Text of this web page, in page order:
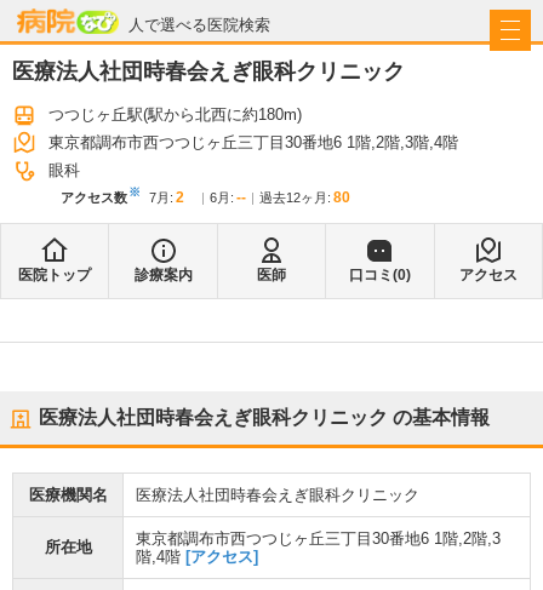
人で選べる医院検索
病院なび
医療法人社団時春会えぎ眼科クリニック
つつじヶ丘駅(駅から北西に約180m)
東京都調布市西つつじヶ丘三丁目30番地6 1階,2階,3階,4階
眼科
アクセス数※ 7月 : 2 6月 : -- 過去12ヶ月: 80
医院トップ 診療案内 医師 口コミ(0) アクセス
医療法人社団時春会えぎ眼科クリニック の基本情報
医療機関名 医療法人社団時春会えぎ眼科クリニック
所在地
東京都調布市西つつじヶ丘三丁目30番地6 1階,2階,3
階,4階 [アクセス]